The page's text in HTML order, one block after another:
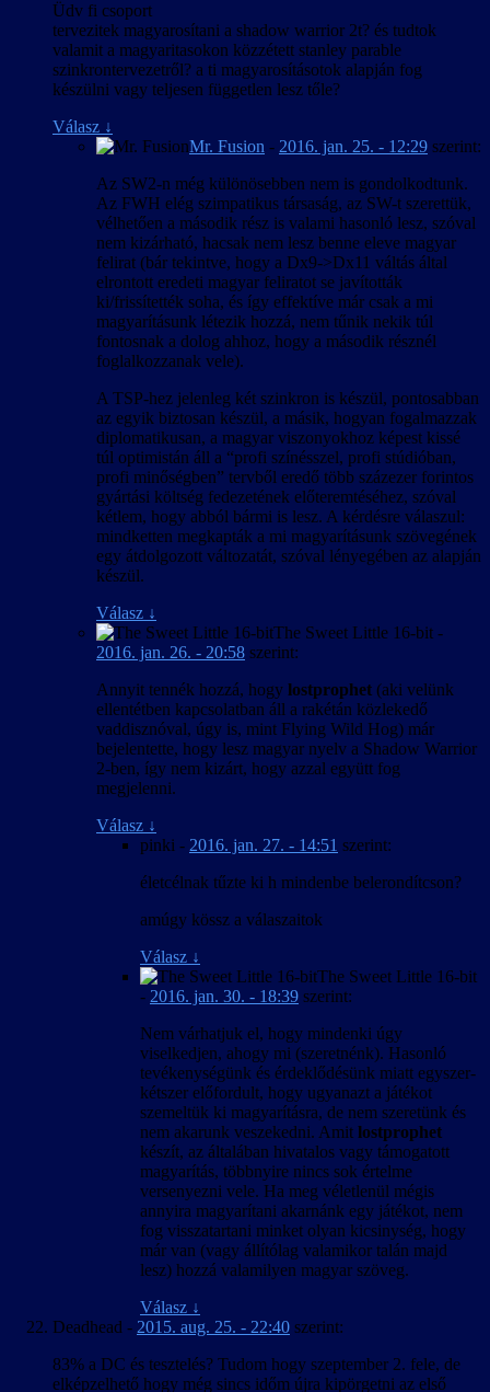
Üdv fi csoport
tervezitek magyarosítani a shadow warrior 2t? és tudtok
valamit a magyaritasokon közzétett stanley parable
szinkrontervezetről? a ti magyarosításotok alapján fog
készülni vagy teljesen független lesz tőle?
Válasz ↓
Mr. Fusion - 2016. jan. 25. - 12:29 szerint:
Az SW2-n még különösebben nem is gondolkodtunk.
Az FWH elég szimpatikus társaság, az SW-t szerettük,
vélhetően a második rész is valami hasonló lesz, szóval
nem kizárható, hacsak nem lesz benne eleve magyar
felirat (bár tekintve, hogy a Dx9->Dx11 váltás által
elrontott eredeti magyar feliratot se javították
ki/frissítették soha, és így effektíve már csak a mi
magyarításunk létezik hozzá, nem tűnik nekik túl
fontosnak a dolog ahhoz, hogy a második résznél
foglalkozzanak vele).
A TSP-hez jelenleg két szinkron is készül, pontosabban
az egyik biztosan készül, a másik, hogyan fogalmazzak
diplomatikusan, a magyar viszonyokhoz képest kissé
túl optimistán áll a “profi színésszel, profi stúdióban,
profi minőségben” tervből eredő több százezer forintos
gyártási költség fedezetének előteremtéséhez, szóval
kétlem, hogy abból bármi is lesz. A kérdésre válaszul:
mindketten megkapták a mi magyarításunk szövegének
egy átdolgozott változatát, szóval lényegében az alapján
készül.
Válasz ↓
The Sweet Little 16-bit -
2016. jan. 26. - 20:58 szerint:
Annyit tennék hozzá, hogy lostprophet (aki velünk
ellentétben kapcsolatban áll a rakétán közlekedő
vaddisznóval, úgy is, mint Flying Wild Hog) már
bejelentette, hogy lesz magyar nyelv a Shadow Warrior
2-ben, így nem kizárt, hogy azzal együtt fog
megjelenni.
Válasz ↓
pinki - 2016. jan. 27. - 14:51 szerint:
életcélnak tűzte ki h mindenbe belerondítcson?
amúgy kössz a válaszaitok
Válasz ↓
The Sweet Little 16-bit
- 2016. jan. 30. - 18:39 szerint:
Nem várhatjuk el, hogy mindenki úgy
viselkedjen, ahogy mi (szeretnénk). Hasonló
tevékenységünk és érdeklődésünk miatt egyszer-
kétszer előfordult, hogy ugyanazt a játékot
szemeltük ki magyarításra, de nem szeretünk és
nem akarunk veszekedni. Amit lostprophet
készít, az általában hivatalos vagy támogatott
magyarítás, többnyire nincs sok értelme
versenyezni vele. Ha meg véletlenül mégis
annyira magyarítani akarnánk egy játékot, nem
fog visszatartani minket olyan kicsinység, hogy
már van (vagy állítólag valamikor talán majd
lesz) hozzá valamilyen magyar szöveg.
Válasz ↓
Deadhead - 2015. aug. 25. - 22:40 szerint:
83% a DC és tesztelés? Tudom hogy szeptember 2. fele, de
elképzelhető hogy még sincs időm újra kipörgetni az első